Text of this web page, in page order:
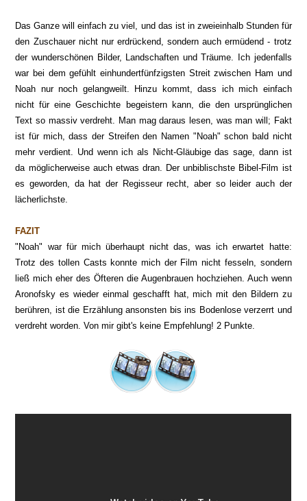
Das Ganze will einfach zu viel, und das ist in zweieinhalb Stunden für
den Zuschauer nicht nur erdrückend, sondern auch ermüdend - trotz
der wunderschönen Bilder, Landschaften und Träume. Ich jedenfalls
war bei dem gefühlt einhundertfünfzigsten Streit zwischen Ham und
Noah nur noch gelangweilt. Hinzu kommt, dass ich mich einfach
nicht für eine Geschichte begeistern kann, die den ursprünglichen
Text so massiv verdreht. Man mag daraus lesen, was man will; Fakt
ist für mich, dass der Streifen den Namen "Noah" schon bald nicht
mehr verdient. Und wenn ich als Nicht-Gläubige das sage, dann ist
da möglicherweise auch etwas dran. Der unbiblischste Bibel-Film ist
es geworden, da hat der Regisseur recht, aber so leider auch der
lächerlichste.
FAZIT
"Noah" war für mich überhaupt nicht das, was ich erwartet hatte:
Trotz des tollen Casts konnte mich der Film nicht fesseln, sondern
ließ mich eher des Öfteren die Augenbrauen hochziehen. Auch wenn
Aronofsky es wieder einmal geschafft hat, mich mit den Bildern zu
berühren, ist die Erzählung ansonsten bis ins Bodenlose verzerrt und
verdreht worden. Von mir gibt's keine Empfehlung! 2 Punkte.